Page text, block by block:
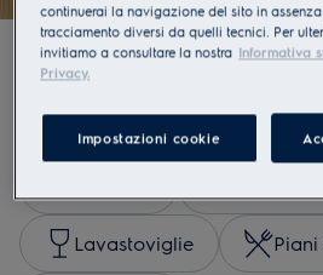
Lavastoviglie
continuerai la navigazione del sito in
tracciamento diversi da quelli tecnici. Per
invitiamo a consultare la nostra Informativa
Privacy.
Impostazioni cookie